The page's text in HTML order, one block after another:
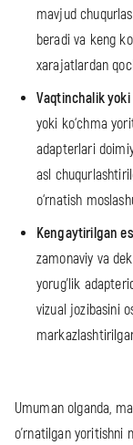
mavjud
beradi va keng
xarajatlardan
Vaqtinchalik yoki
yoki ko‘chma
adapterlari
asl
o‘rnatish
Kengaytirilgan
zamonaviy va
yorug'lik
vizual jozibasini
Umuman olganda,
o'rnatilgan yoritishni